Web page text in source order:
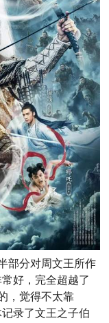
部分对周文王所作
好，完全超越了
，觉得不太靠
录了文王之子伯